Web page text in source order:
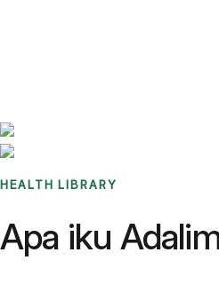
HEALTH LIBRARY
Apa iku